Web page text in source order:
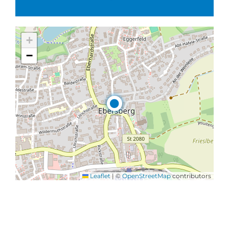
+
−
Leaflet | © OpenStreetMapcontributors